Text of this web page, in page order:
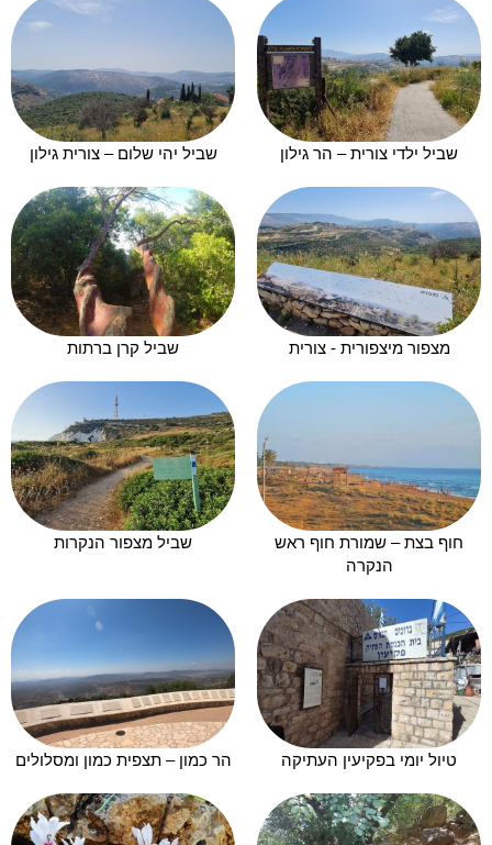
שביל ילדי צורית – הר גילון שביל יהי שלום – צורית גילון
מצפור מיצפורית - צורית שביל קרן ברתות
חוף בצת – שמורת חוף ראש
הנקרה
שביל מצפור הנקרות
טיול יומי בפקיעין העתיקה הר כמון – תצפית כמון ומסלולים